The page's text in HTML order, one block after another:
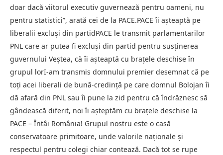
doar dacă viitorul executiv guvernează pentru oameni, nu
pentru statistici”, arată cei de la PACE.PACE îi așteaptă pe
liberalii excluși din partidPACE le transmit parlamentarilor
PNL care ar putea fi excluși din partid pentru susținerea
guvernului Veștea, că îi așteaptă cu brațele deschise în
grupul lorI-am transmis domnului premier desemnat că pe
toți acei liberali de bună-credință pe care domnul Bolojan îi
dă afară din PNL sau îi pune la zid pentru că îndrăznesc să
gândească diferit, noi îi așteptăm cu brațele deschise la
PACE – Întâi România! Grupul nostru este o casă
conservatoare primitoare, unde valorile naționale și
respectul pentru colegi chiar contează. Dacă tot se rupe